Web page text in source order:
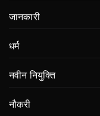
जानकारी
धर्म
नवीन नियुक्ति
नौकरी